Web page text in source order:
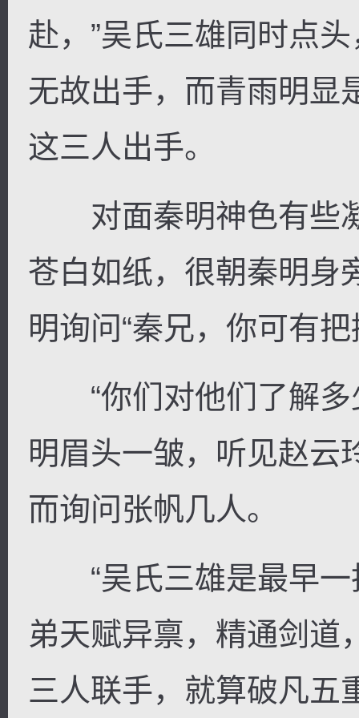
赴，”吴氏三雄同时点
无故出手，而青雨明显
这三人出手。
对面秦明神色有些
苍白如纸，很朝秦明身
明询问“秦兄，你可有
“你们对他们了解多
明眉头一皱，听见赵云
而询问张帆几人。
“吴氏三雄是最早一
弟天赋异禀，精通剑道
三人联手，就算破凡五